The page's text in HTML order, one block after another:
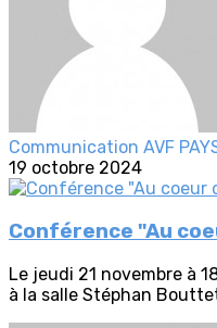
Communication AVF
19 octobre 2024
Conférence "Au
Le jeudi 21 novembre à
à la salle Stéphan